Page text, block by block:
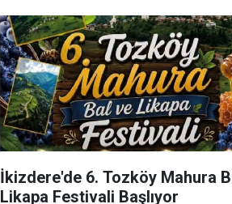
İkizdere'de 6. Tozköy Mahura
Likapa Festivali Başlıyor